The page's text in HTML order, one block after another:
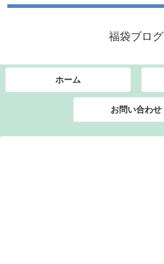
福袋ブログ
ホーム
お問い合わせ